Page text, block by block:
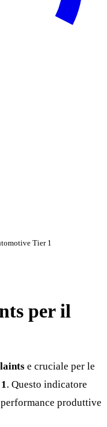
Tier 1
per il
e cruciale per le
. Questo indicatore
produttive